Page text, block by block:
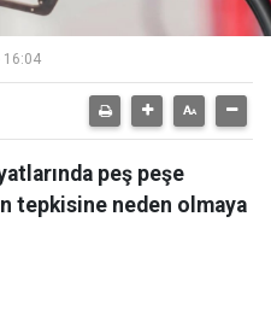
16:04
peş peşe
tepkisine neden olmaya